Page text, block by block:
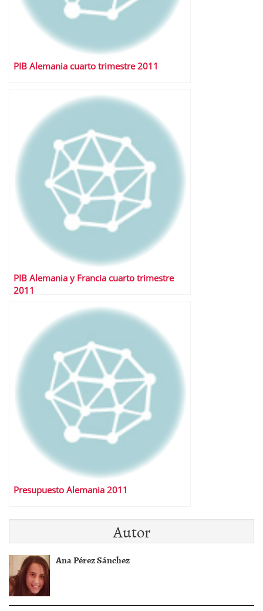
PIB Alemania cuarto trimestre 2011
PIB Alemania y Francia cuarto trimestre
2011
Presupuesto Alemania 2011
Autor
Ana Pérez Sánchez